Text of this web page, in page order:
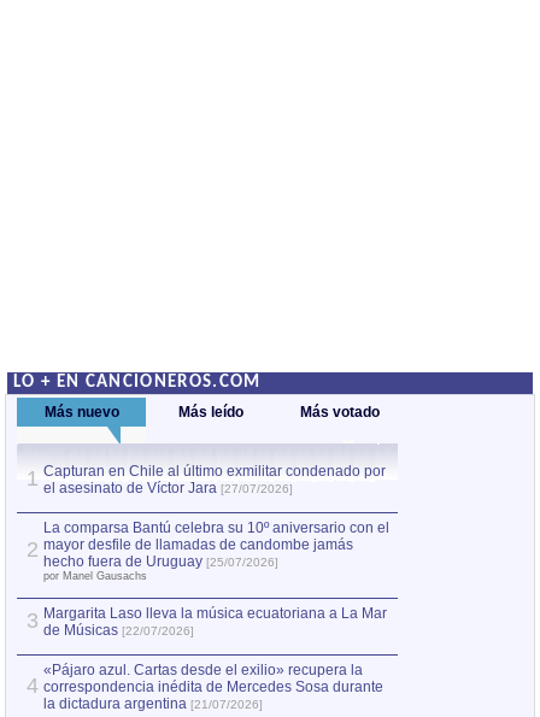
LO + EN CANCIONEROS.COM
Más nuevo Más leído Más votado
1 Capturan en Chile al último exmilitar condenado por
el asesinato de Víctor Jara [27/07/2026]
2
La comparsa Bantú celebra su 10º aniversario con el
mayor desfile de llamadas de candombe jamás
hecho fuera de Uruguay [25/07/2026]
por Manel Gausachs
3 Margarita Laso lleva la música ecuatoriana a La Mar
de Músicas [22/07/2026]
4
«Pájaro azul. Cartas desde el exilio» recupera la
correspondencia inédita de Mercedes Sosa durante
la dictadura argentina [21/07/2026]